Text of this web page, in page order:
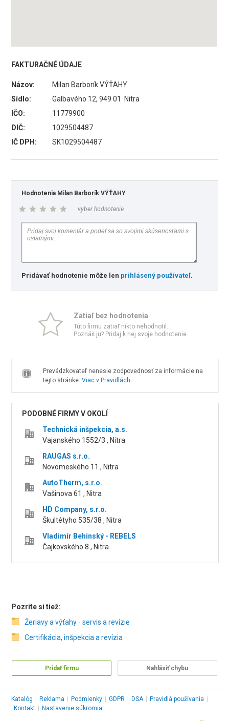
FAKTURAČNÉ ÚDAJE
Názov:
Milan Barborík VÝŤAHY
Sídlo:
Galbavého 12, 949 01 Nitra
IČO:
11779900
DIČ:
1029504487
IČ DPH:
SK1029504487
Hodnotenia Milan Barborík VÝŤAHY
vyber hodnotenie
Pridávať hodnotenie môže len prihlásený používateľ.
Zatiaľ bez hodnotenia
Túto firmu zatiaľ nikto nehodnotil.
Poznáš ju? Pridaj k nej svoje hodnotenie.
Prevádzkovateľ nenesie zodpovednosť za informácie na
tejto stránke. Viac v Pravidlách
PODOBNÉ FIRMY V OKOLÍ
Technická inšpekcia, a.s.
Vajanského 1552/3 , Nitra
RAUGAS s.r.o.
Novomeského 11 , Nitra
AutoTherm, s.r.o.
Vašinova 61 , Nitra
HD Company, s.r.o.
Škultétyho 535/38 , Nitra
Vladimír Behinský - REBELS
Čajkovského 8 , Nitra
Pozrite si tiež:
Žeriavy a výťahy ‑ servis a revízie
Certifikácia, inšpekcia a revízia
Pridať firmu Nahlásiť chybu
Katalóg Reklama Podmienky GDPR DSA Pravidlá používania
Kontakt
Nastavenie súkromia